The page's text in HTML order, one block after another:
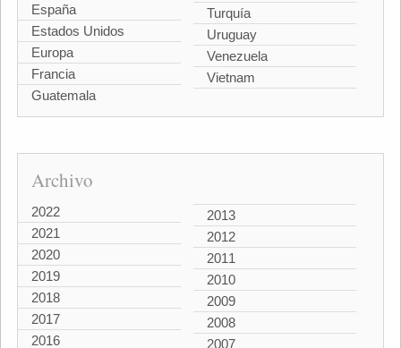
España
Estados Unidos
Europa
Francia
Guatemala
Turquía
Uruguay
Venezuela
Vietnam
Archivo
2022
2021
2020
2019
2018
2017
2016
2013
2012
2011
2010
2009
2008
2007